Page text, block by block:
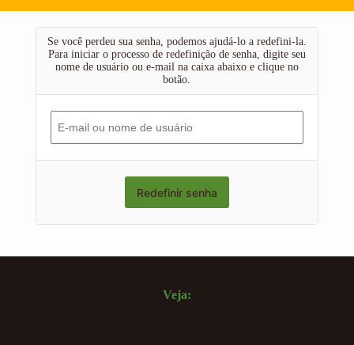
Se você perdeu sua senha, podemos ajudá-lo a redefini-la.
Para iniciar o processo de redefinição de senha, digite seu
nome de usuário ou e-mail na caixa abaixo e clique no
botão.
Veja: